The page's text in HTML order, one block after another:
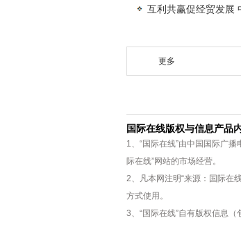
互利共赢促经贸发展
更多
国际在线版权与信息产品
1、“国际在线”由中国国际广
际在线”网站的市场经营。
2、凡本网注明“来源：国际在
方式使用。
3、“国际在线”自有版权信息（